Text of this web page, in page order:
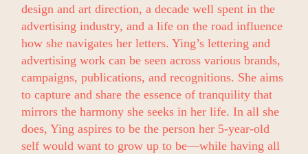
design and art direction, a decade well spent in the
advertising industry, and a life on the road influence
how she navigates her letters. Ying’s lettering and
advertising work can be seen across various brands,
campaigns, publications, and recognitions. She aims
to capture and share the essence of tranquility that
mirrors the harmony she seeks in her life. In all she
does, Ying aspires to be the person her 5-year-old
self would want to grow up to be—while having all